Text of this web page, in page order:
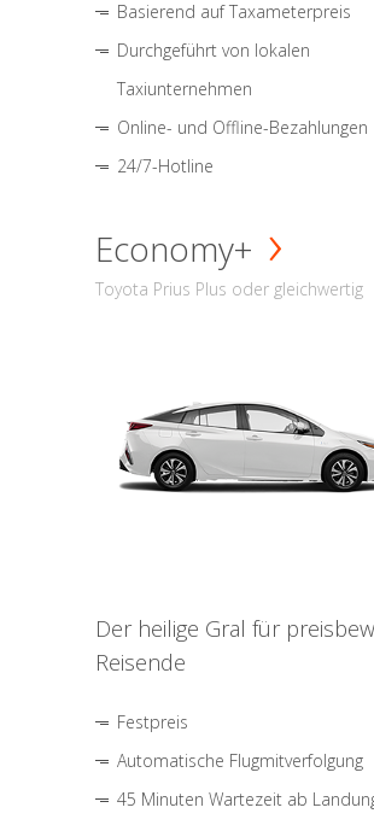
Basierend auf Taxameterpreis
Durchgeführt von lokalen
Taxiunternehmen
Online- und Offline-Bezahlungen
24/7-Hotline
Economy+
Toyota Prius Plus oder gleichwertig
Der heilige Gral für
Reisende
Festpreis
Automatische Flugmitverfolgung
45 Minuten Wartezeit ab